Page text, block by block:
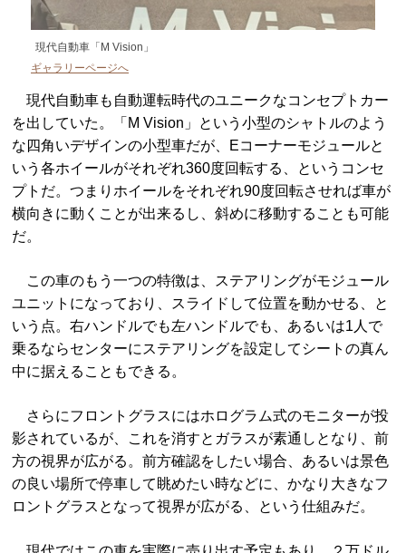
現代自動車「M Vision」
ギャラリーページへ
現代自動車も自動運転時代のユニークなコンセプトカー
を出していた。「M Vision」という小型のシャトルのよう
な四角いデザインの小型車だが、Eコーナーモジュールと
いう各ホイールがそれぞれ360度回転する、というコンセ
プトだ。つまりホイールをそれぞれ90度回転させれば車が
横向きに動くことが出来るし、斜めに移動することも可能
だ。
この車のもう一つの特徴は、ステアリングがモジュール
ユニットになっており、スライドして位置を動かせる、と
いう点。右ハンドルでも左ハンドルでも、あるいは1人で
乗るならセンターにステアリングを設定してシートの真ん
中に据えることもできる。
さらにフロントグラスにはホログラム式のモニターが投
影されているが、これを消すとガラスが素通しとなり、前
方の視界が広がる。前方確認をしたい場合、あるいは景色
の良い場所で停車して眺めたい時などに、かなり大きなフ
ロントグラスとなって視界が広がる、という仕組みだ。